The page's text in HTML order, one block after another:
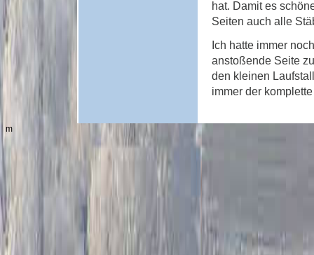
hat. Damit es
Seiten auch alle
Ich hatte immer
anstoßende Seite
den kleinen
immer der
m